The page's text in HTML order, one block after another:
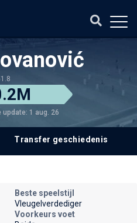
update: 1 aug. 26
Transfer geschiedenis
Beste speelstijl
Vleugelverdediger
Voorkeurs voet